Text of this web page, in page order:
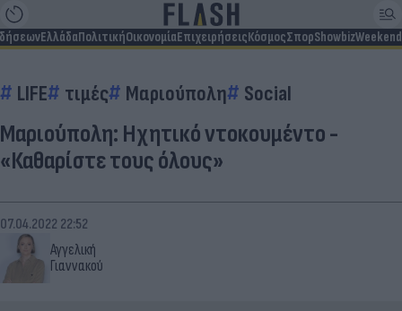
ΕλλάδαΠολιτικήΟικονομίαΕπιχειρήσειςΚόσμοςΣπορShowbizWeekend
LIFE τιμές Μαριούπολη Social
Μαριούπολη: Ηχητικό ντοκουμέντο -
«Καθαρίστε τους όλους»
Αγγελική
Γιαννακού
07.04.2022 22:52